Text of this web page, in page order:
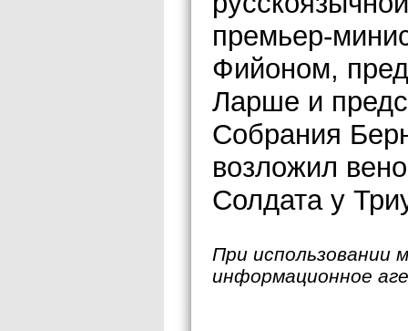
премьер-
Фийоном,
Ларше и
Собрания
возложил
Солдата у
При использовании
информационное